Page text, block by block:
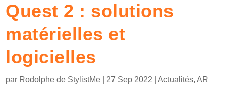
Quest 2 : solutions
matérielles et
logicielles
par Rodolphe de StylistMe 27 Sep 2022 |Actualités,AR